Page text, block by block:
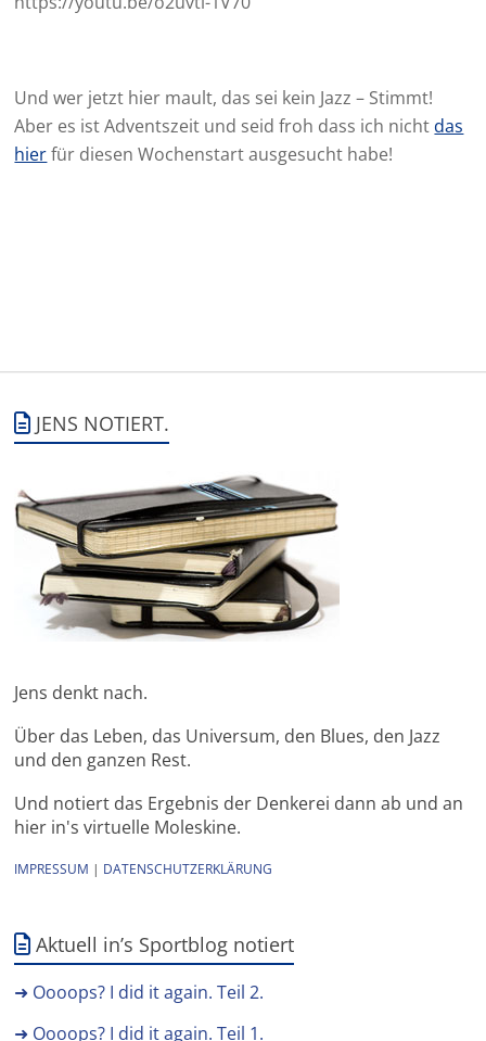
Und wer jetzt hier mault, das sei kein Jazz – Stimmt!
Aber es ist Adventszeit und seid froh dass ich nichtdas
hierfür diesen Wochenstart ausgesucht habe!
JENS NOTIERT.
Jens denkt nach.
Über das Leben, das Universum, den Blues, den Jazz
und den ganzen Rest.
Und notiert das Ergebnis der Denkerei dann ab und an
hier in's virtuelle Moleskine.
IMPRESSUM | DATENSCHUTZERKLÄRUNG
Aktuell in’s Sportblog notiert
➜ Oooops? I did it again. Teil 2.
➜ Oooops? I did it again. Teil 1.